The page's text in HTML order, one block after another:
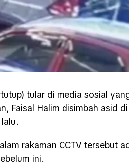
tular di media sosial
Faisal Halim disimbah asid
rakaman CCTV tersebut
ini.